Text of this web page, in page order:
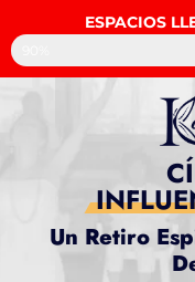
ESPACIOS
Un Retiro